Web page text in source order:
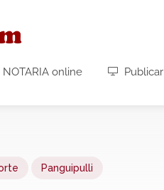
NOTARIA online Publicar
Panguipulli